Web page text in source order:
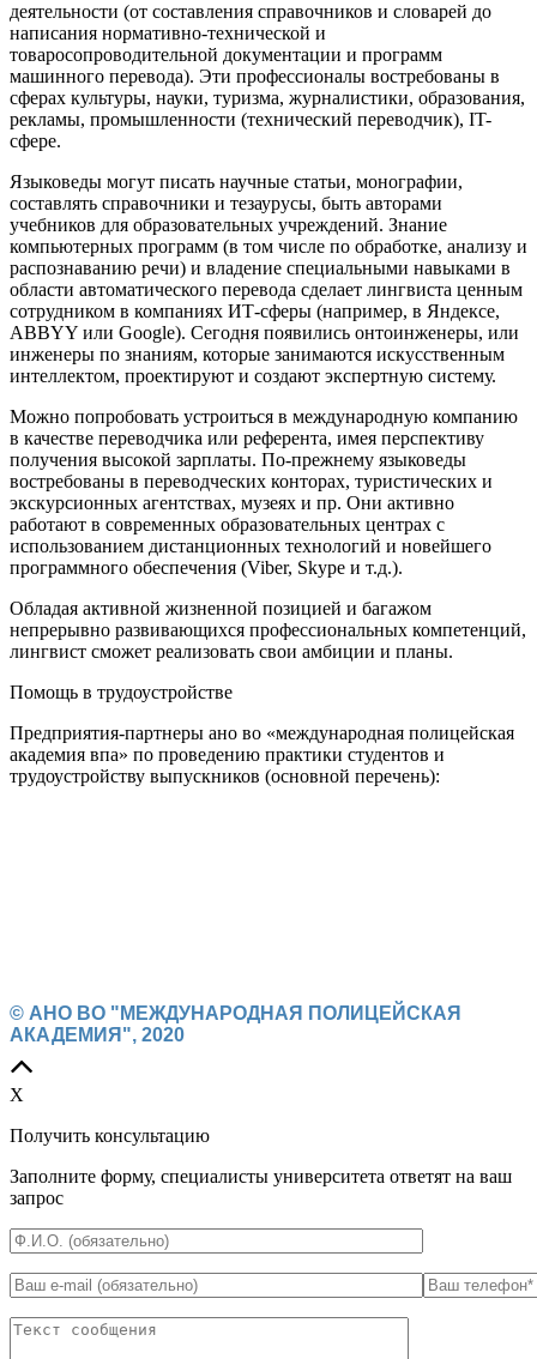
деятельности (от составления справочников и словарей до
написания нормативно-технической и
товаросопроводительной документации и программ
машинного перевода). Эти профессионалы востребованы в
сферах культуры, науки, туризма, журналистики, образования,
рекламы, промышленности (технический переводчик), IT-
сфере.
Языковеды могут писать научные статьи, монографии,
составлять справочники и тезаурусы, быть авторами
учебников для образовательных учреждений. Знание
компьютерных программ (в том числе по обработке, анализу и
распознаванию речи) и владение специальными навыками в
области автоматического перевода сделает лингвиста ценным
сотрудником в компаниях ИТ-сферы (например, в Яндексе,
ABBYY или Google). Сегодня появились онтоинженеры, или
инженеры по знаниям, которые занимаются искусственным
интеллектом, проектируют и создают экспертную систему.
Можно попробовать устроиться в международную компанию
в качестве переводчика или референта, имея перспективу
получения высокой зарплаты. По-прежнему языковеды
востребованы в переводческих конторах, туристических и
экскурсионных агентствах, музеях и пр. Они активно
работают в современных образовательных центрах с
использованием дистанционных технологий и новейшего
программного обеспечения (Viber, Skype и т.д.).
Обладая активной жизненной позицией и багажом
непрерывно развивающихся профессиональных компетенций,
лингвист сможет реализовать свои амбиции и планы.
Помощь в трудоустройстве
Предприятия-партнеры ано во «международная полицейская
академия впа» по проведению практики студентов и
трудоустройству выпускников (основной перечень):
© АНО ВО "МЕЖДУНАРОДНАЯ ПОЛИЦЕЙСКАЯ
АКАДЕМИЯ", 2020
X
Получить консультацию
Заполните форму, специалисты университета ответят на ваш
запрос